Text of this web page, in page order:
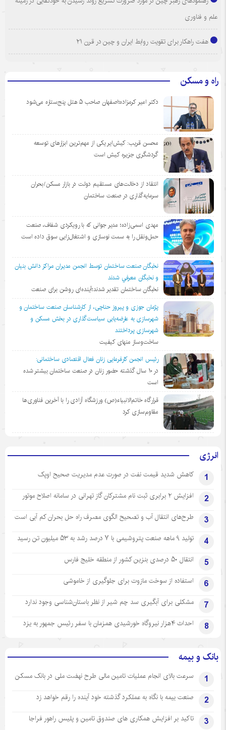
علم و فناوری
هفت راهکار برای تقویت روابط ایران و چین در قرن ۲۱
راه و مسکن
دکتر امیر کرمزاده؛اصفهان صاحب ۵ هتل پنج‌ستاره می‌شود
محسن قریب: کیش‌ایر یکی از مهم‌ترین ابزارهای توسعه
گردشگری جزیره کیش است
انتقاد از دخالت‌های مستقیم دولت در بازار مسکن/بحران
سرمایه‌گذاری در صنعت ساختمان
مهدی اسمی‌زاده؛ مدیر جوانی که با رویکردی شفاف، صنعت
حمل‌ونقل را به سمت نوسازی و اشتغال‌زایی سوق داده است
نخبگان صنعت ساختمان توسط انجمن مديران مراكز دانش بنيان
و نخبگان معرفي شدند
نخبگان ساختمان تقدیر شدند؛آینده‌ای روشن برای صنعت
پژمان جوزی و پیروز حناچی، از کارشناسان صنعت ساختمان و
شهرسازی به عارضه‌یابی سیاست‌گذاری در بخش مسکن و
شهرسازی پرداختند
ساخت‌وساز منهای کیفیت
رئیس انجمن کارفرمایی زنان فعال اقتصادی ساختمانی:
در ١٠ سال گذشته حضور زنان در صنعت ساختمان بیشتر شده
است
قرارگاه خاتم‌الانبیاء(ص) ورزشگاه آزادی را با آخرین فناوری‌ها
مقاوم‌سازی کرد
انرژی
1 کاهش شدید قیمت نفت در صورت عدم مدیریت صحیح اوپک
2 افزایش ۲ برابری ثبت نام مشترکان گاز تهرانی‌ در سامانه اصلاح موتور
3 طرح‌های انتقال آب و تصحیح الگوی مصرف راه حل بحران کم آبی است
4 تولید ۹ ماهه صنعت پتروشیمی با ۷ درصد رشد به ۵۳ میلیون تن رسید
5 انتقال ۵۰ درصدی بنزین کشور از منطقه خلیج فارس
6 استفاده از سوخت مازوت برای جلوگیری از خاموشی
7 مشکلی برای آبگیری سد چم شیر از نظر باستان‌شناسی وجود ندارد
8 احداث ۴هزار نیروگاه خورشیدی همزمان با سفر رئیس جمهور به یزد
بانک و بیمه
1 سرعت بالای انجام عملیات تامین مالی طرح نهضت ملی در بانک مسکن
2 صنعت بیمه با نگاه به عملکرد گذشته خود آینده را رقم خواهد زد
3 تاکید بر افزایش همکاری های صندوق تامین و پلیس راهور فراجا